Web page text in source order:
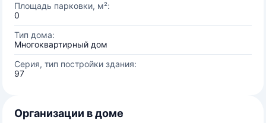
Площадь парковки, м²:
0
Тип дома:
Многоквартирный дом
Серия, тип постройки здания:
97
Организации в доме